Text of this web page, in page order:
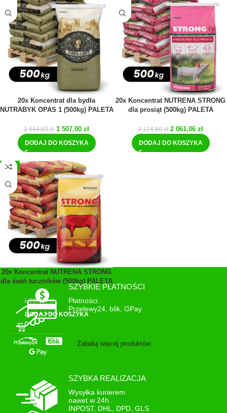
20x Koncentrat dla bydła
NUTRABYK OPAS 1 (500kg) PALETA
1 554,60zł 1 507,00 zł
DODAJ DO KOSZYKA
20x Koncentrat NUTRENA STRONG
dla prosiąt (500kg) PALETA
2 124,80zł 2 061,06 zł
DODAJ DO KOSZYKA
-3%
20x Koncentrat NUTRENA STRONG
dla świń tuczników (500kg) PALETA
1 816,00zł 1 761,00zł
DODAJ DO KOSZYKA
Załaduj więcej produktów
SZYBKIE PŁATNOŚCI
Płatności:
Przelewy24, blik, GPay
SZYBKA REALIZACJA
Wysyłka kurierem
nawet w 24h.
INPOST, DHL, DPD, GLS